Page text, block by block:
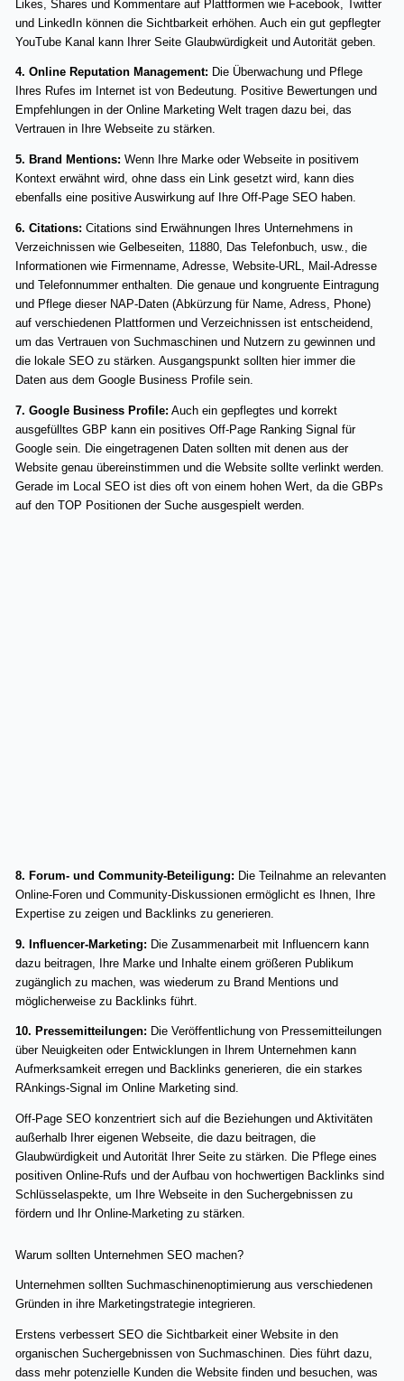
Likes, Shares und Kommentare auf Plattformen wie Facebook, Twitter
und LinkedIn können die Sichtbarkeit erhöhen. Auch ein gut gepflegter
YouTube Kanal kann Ihrer Seite Glaubwürdigkeit und Autorität geben.
4. Online Reputation Management: Die Überwachung und Pflege
Ihres Rufes im Internet ist von Bedeutung. Positive Bewertungen und
Empfehlungen in der Online Marketing Welt tragen dazu bei, das
Vertrauen in Ihre Webseite zu stärken.
5. Brand Mentions: Wenn Ihre Marke oder Webseite in positivem
Kontext erwähnt wird, ohne dass ein Link gesetzt wird, kann dies
ebenfalls eine positive Auswirkung auf Ihre Off-Page SEO haben.
6. Citations: Citations sind Erwähnungen Ihres Unternehmens in
Verzeichnissen wie Gelbeseiten, 11880, Das Telefonbuch, usw., die
Informationen wie Firmenname, Adresse, Website-URL, Mail-Adresse
und Telefonnummer enthalten. Die genaue und kongruente Eintragung
und Pflege dieser NAP-Daten (Abkürzung für Name, Adress, Phone)
auf verschiedenen Plattformen und Verzeichnissen ist entscheidend,
um das Vertrauen von Suchmaschinen und Nutzern zu gewinnen und
die lokale SEO zu stärken. Ausgangspunkt sollten hier immer die
Daten aus dem Google Business Profile sein.
7. Google Business Profile: Auch ein gepflegtes und korrekt
ausgefülltes GBP kann ein positives Off-Page Ranking Signal für
Google sein. Die eingetragenen Daten sollten mit denen aus der
Website genau übereinstimmen und die Website sollte verlinkt werden.
Gerade im Local SEO ist dies oft von einem hohen Wert, da die GBPs
auf den TOP Positionen der Suche ausgespielt werden.
8. Forum- und Community-Beteiligung: Die Teilnahme an relevanten
Online-Foren und Community-Diskussionen ermöglicht es Ihnen, Ihre
Expertise zu zeigen und Backlinks zu generieren.
9. Influencer-Marketing: Die Zusammenarbeit mit Influencern kann
dazu beitragen, Ihre Marke und Inhalte einem größeren Publikum
zugänglich zu machen, was wiederum zu Brand Mentions und
möglicherweise zu Backlinks führt.
10. Pressemitteilungen: Die Veröffentlichung von Pressemitteilungen
über Neuigkeiten oder Entwicklungen in Ihrem Unternehmen kann
Aufmerksamkeit erregen und Backlinks generieren, die ein starkes
RAnkings-Signal im Online Marketing sind.
Off-Page SEO konzentriert sich auf die Beziehungen und Aktivitäten
außerhalb Ihrer eigenen Webseite, die dazu beitragen, die
Glaubwürdigkeit und Autorität Ihrer Seite zu stärken. Die Pflege eines
positiven Online-Rufs und der Aufbau von hochwertigen Backlinks sind
Schlüsselaspekte, um Ihre Webseite in den Suchergebnissen zu
fördern und Ihr Online-Marketing zu stärken.
Warum sollten Unternehmen SEO machen?
Unternehmen sollten Suchmaschinenoptimierung aus verschiedenen
Gründen in ihre Marketingstrategie integrieren.
Erstens verbessert SEO die Sichtbarkeit einer Website in den
organischen Suchergebnissen von Suchmaschinen. Dies führt dazu,
dass mehr potenzielle Kunden die Website finden und besuchen, was